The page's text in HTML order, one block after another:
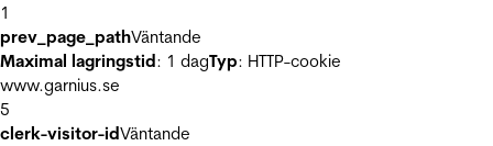
1
prev_page_pathVäntande
Maximal lagringstid: 1 dagTyp: HTTP-cookie
www.garnius.se
5
clerk-visitor-idVäntande